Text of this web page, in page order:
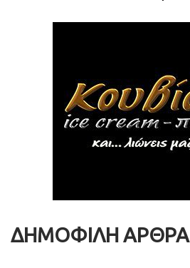
ΔΗΜΟΦΙΛΗ ΑΡΘΡΑ